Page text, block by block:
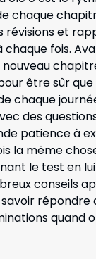
chaque
révisions et
fois.
être sûr que
chaque
des
patience à
la même
le test en
conseils
répondre
quand